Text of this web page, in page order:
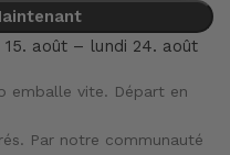
15. août – lundi 24. août
emballe vite. Départ en
Par notre communauté